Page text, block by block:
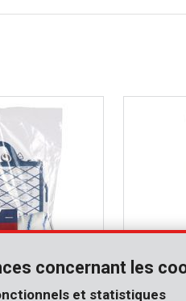
concernant les
et statistiques